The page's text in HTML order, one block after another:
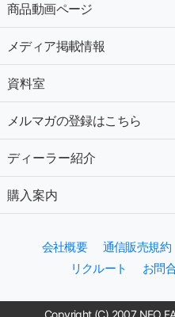
商品動画ページ
メディア掲載情報
資料室
メルマガの登録はこちら
ディーラー紹介
購入案内
会社概要 通信販売規約
リクルート
お問
Copyright (C) 2007 NEO